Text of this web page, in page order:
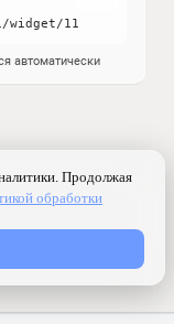
автоматически